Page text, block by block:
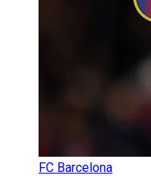
FC Barcelona